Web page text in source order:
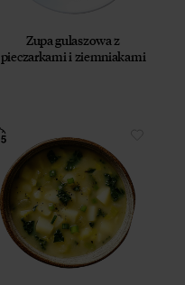
Zupa gulaszowa z
pieczarkami i ziemniakami